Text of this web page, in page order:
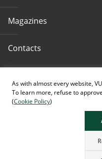
As with almost every website,
To learn more, refuse to
(Cookie Policy)
Magazines
Contacts